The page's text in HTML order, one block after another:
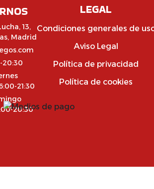
13,
Madrid
20:30
21:30
20:30
LEGAL
Condiciones generales de
Aviso Legal
Política de privacidad
Política de cookies